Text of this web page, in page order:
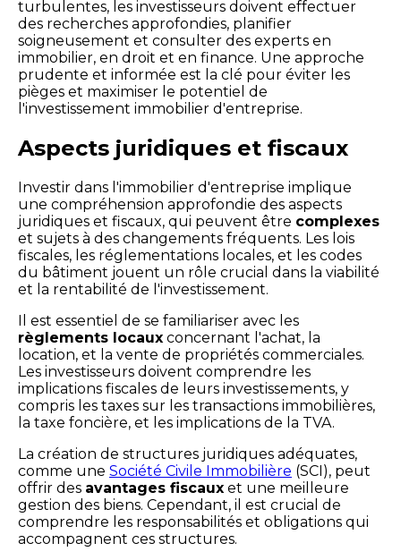
turbulentes, les investisseurs doivent effectuer
des recherches approfondies, planifier
soigneusement et consulter des experts en
immobilier, en droit et en finance. Une approche
prudente et informée est la clé pour éviter les
pièges et maximiser le potentiel de
l'investissement immobilier d'entreprise.
Aspects juridiques et fiscaux
Investir dans l'immobilier d'entreprise implique
une compréhension approfondie des aspects
juridiques et fiscaux, qui peuvent être complexes
et sujets à des changements fréquents. Les lois
fiscales, les réglementations locales, et les codes
du bâtiment jouent un rôle crucial dans la viabilité
et la rentabilité de l'investissement.
Il est essentiel de se familiariser avec les
règlements locaux concernant l'achat, la
location, et la vente de propriétés commerciales.
Les investisseurs doivent comprendre les
implications fiscales de leurs investissements, y
compris les taxes sur les transactions immobilières,
la taxe foncière, et les implications de la TVA.
La création de structures juridiques adéquates,
comme une Société Civile Immobilière (SCI), peut
offrir des avantages fiscaux et une meilleure
gestion des biens. Cependant, il est crucial de
comprendre les responsabilités et obligations qui
accompagnent ces structures.